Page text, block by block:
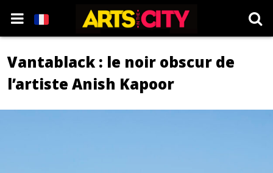
Vantablack : le noir obscur de
l’artiste Anish Kapoor